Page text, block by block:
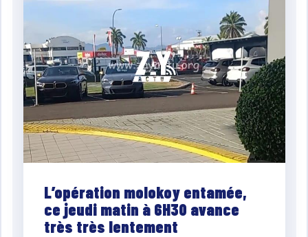
L’opération molokoy entamée,
ce jeudi matin à 6H30 avance
très très lentement